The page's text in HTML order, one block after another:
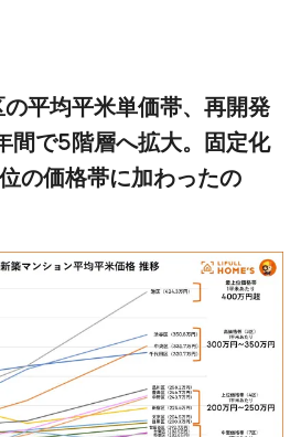
の平均平米単価帯、再開発
間で5階層へ拡大。固定化
の価格帯に加わったの